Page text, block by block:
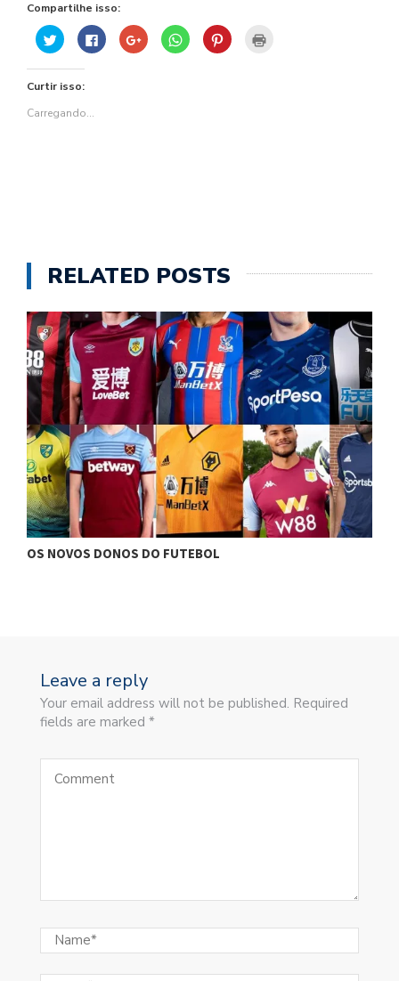
Compartilhe isso:
Clique
para
compartilhar
no
em
janela)
Clique
para
compartilhar
Compartilhe
no
Google+
Clique
para
compartilhar
Clique
para
Curtir isso:
Carregando...
RELATED POSTS
OS NOVOS DONOS DO FUTEBOL
Leave a reply
Your email address will not be published. Required
fields are marked *